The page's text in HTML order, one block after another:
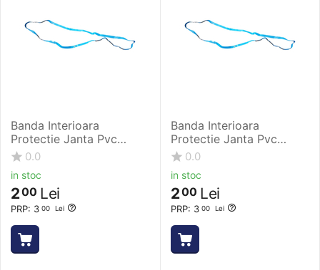
Banda Interioara
Protectie Janta Pvc
Rubena - 16 Inch, 18 x
305 mm
0.0
in stoc
PRP: 3 00 Lei
200 Lei
Banda Interioara
Protectie Janta Pvc
Rubena - 18 Inch, 18 x
355 mm
0.0
in stoc
PRP: 3 00 Lei
200 Lei